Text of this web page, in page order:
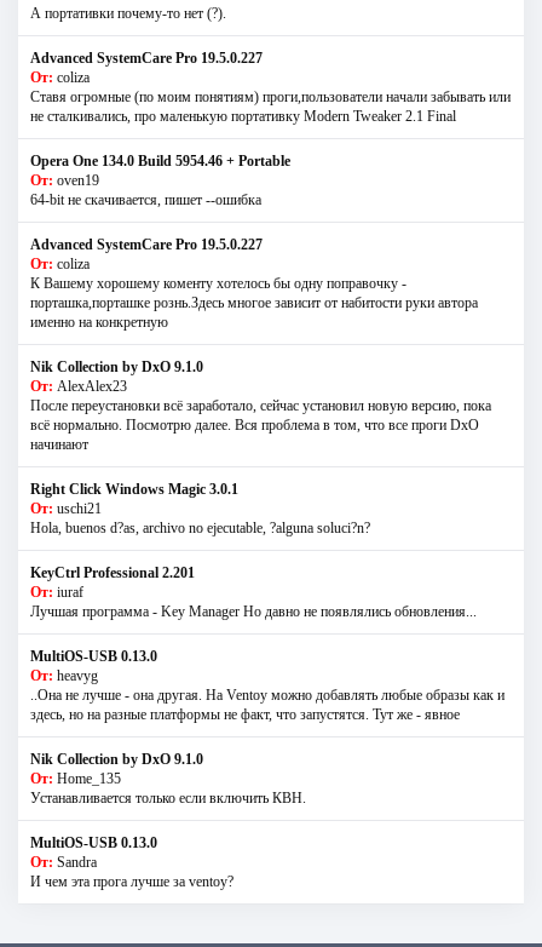
А портативки почему-то нет (?).
Advanced SystemCare Pro 19.5.0.227
От: coliza
Ставя огромные (по моим понятиям) проги,пользователи начали забывать или
не сталкивались, про маленькую портативку Modern Tweaker 2.1 Final
Opera One 134.0 Build 5954.46 + Portable
От: oven19
64-bit не скачивается, пишет --ошибка
Advanced SystemCare Pro 19.5.0.227
От: coliza
К Вашему хорошему коменту хотелось бы одну поправочку -
порташка,порташке рознь.Здесь многое зависит от набитости руки автора
именно на конкретную
Nik Collection by DxO 9.1.0
От: AlexAlex23
После переустановки всё заработало, сейчас установил новую версию, пока
всё нормально. Посмотрю далее. Вся проблема в том, что все проги DxO
начинают
Right Click Windows Magic 3.0.1
От: uschi21
Hola, buenos d?as, archivo no ejecutable, ?alguna soluci?n?
KeyCtrl Professional 2.201
От: iuraf
Лучшая программа - Key Manager Но давно не появлялись обновления...
MultiOS-USB 0.13.0
От: heavyg
..Она не лучше - она другая. На Ventoy можно добавлять любые образы как и
здесь, но на разные платформы не факт, что запустятся. Тут же - явное
Nik Collection by DxO 9.1.0
От: Home_135
Устанавливается только если включить КВН.
MultiOS-USB 0.13.0
От: Sandra
И чем эта прога лучше за ventoy?